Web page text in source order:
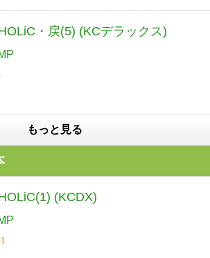
・戻(5) (KCデラックス)
もっと見る
(KCDX)